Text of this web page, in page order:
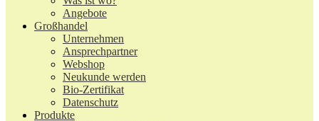
Angebote
Großhandel
Unternehmen
Ansprechpartner
Webshop
Neukunde werden
Bio-Zertifikat
Datenschutz
Produkte